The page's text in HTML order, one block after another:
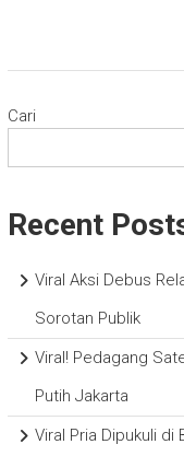
Cari
Recent
Viral Aksi Debus
Sorotan Publik
Viral! Pedagang
Putih Jakarta
Viral Pria Dipukuli di